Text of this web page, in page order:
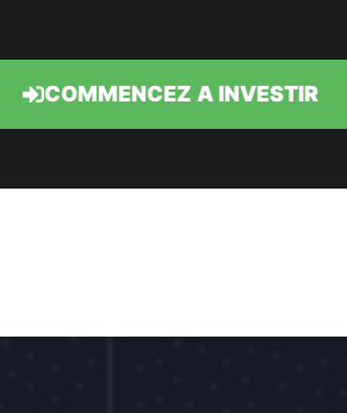
COMMENCEZ A INVESTIR